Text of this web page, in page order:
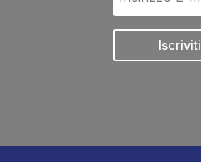
Iscriviti